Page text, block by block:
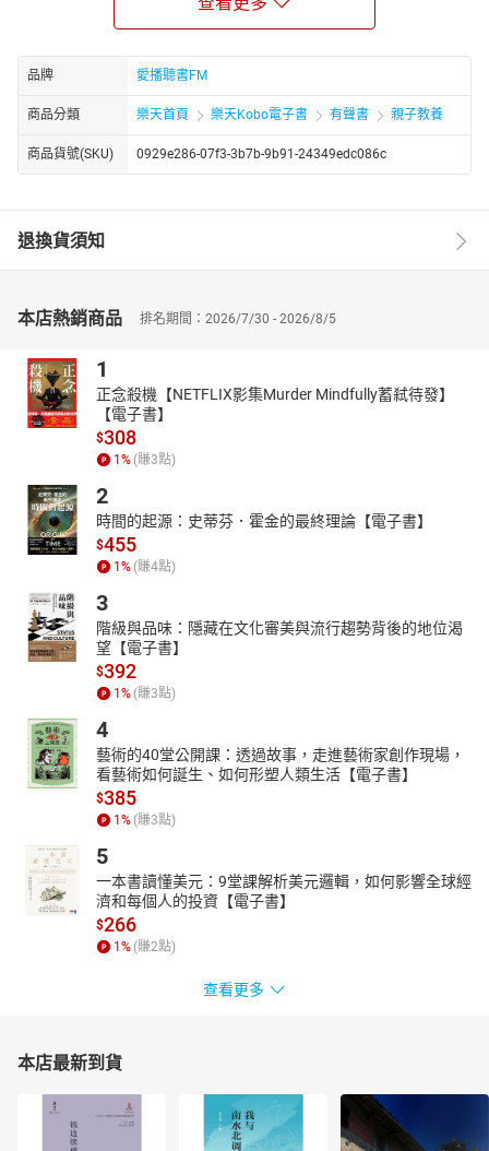
「夢幻綺情」、「寓言宿命」、「善有善報」、「說到做到」、
「天真無敵」、「惡魔同行」，內含72個故事，並邀請8組音樂人，
針對不同主題、個別故事內容，創作每一首故事的專屬配樂，讓親
子共讀的時光，不僅透過閱讀培養孩童的品格與對人性、是非價值
觀的理解，更希望透過音樂的陶冶，提供另一種素養發展的伴讀旅
24位演員、歌手 擔任說書人齊獻聲（按照姓氏筆劃排序）
蘇慧倫、魏如萱、鳳小岳、猴子飛行員王湯尼、張榕容、張孝全、
五月天石頭、五月天瑪莎、王若琳
Cheer(謝青翰）、LEO37+SOSS、SKARAOKE、何灝、陳穎達、許
志遠（Point HSU）、賴文軒、盪在空中
公益合作
騷耳出品的《格事話》有聲書本著公益慈善、回饋社會之初心，將
有聲書部分收益投入財團法人臺北市志玲姊姊慈善基金會的「遲緩
兒童早期療育計畫」以及「偏鄉兒少學習圓夢計畫」，支持0-6 歲發
展遲緩兒童的學習與醫療資源、扶助經濟弱勢學童的教育與文化傳
承。
關於財團法人臺北市志玲姊姊慈善基金會
兒童醫療計畫、女性議題倡導、災害救濟與急難救助等項目，累積
資助的大小朋友已超過十萬人次受益，並獲得臺北市社會局頒發社
福單位優等獎狀，捐助成果有目共睹。往後將持續協助發展遲緩兒
童的早期療育學習經費及醫療設備、支持弱勢地區學童的學習圓夢
關懷。
葛萊美獎得主蕭青陽 親自操刀設計
在時光的隧道中，設計師蕭青陽團隊以科技AI為筆，將古老的童話
與傳說重新編織。如奇幻的繪畫，他勾勒出格林兄弟兩百年前所收
藏流傳於歐洲的怪奇民間故事，編碼繪出的圖像讓故事在虛實之間
交織。古老的影子運用AI撰寫與重現故事的靈魂重生。彷彿穿越了
時空，讓我們在現代科技的迷霧中重新發現了逝去的童年夢境。
《格事話－另一種格林童話》數位專輯封面與實體專輯設計
設計超過上千張唱片封套，合作歌手包括宋祖英、周杰倫、五月
天、江蕙、陳綺貞、許崴、韓庚等。現任美國葛萊美獎、全美獨立
《Beginningless Beginning》獲得美國第65屆葛萊美獎「最佳唱片
章節：
沒有手的女孩：白安
品牌 愛播聽書FM
商品分類 樂天首頁 樂天Kobo電子書 有聲書 親子教養
商品貨號(SKU) 0929e286-07f3-3b7b-9b91-24349edc086c
退換貨須知
本店熱銷商品 排名期間：2026/7/30 - 2026/8/5
1
正念殺機【NETFLIX影集Murder Mindfully蓄弒待發】
【電子書】
$308
1 % (賺3點)
2
時間的起源：史蒂芬．霍金的最終理論【電子書】
$455
1 % (賺4點)
3
階級與品味：隱藏在文化審美與流行趨勢背後的地位渴
望【電子書】
$392
1 % (賺3點)
4
藝術的40堂公開課：透過故事，走進藝術家創作現場，
看藝術如何誕生、如何形塑人類生活【電子書】
$385
1 % (賺3點)
5
一本書讀懂美元：9堂課解析美元邏輯，如何影響全球經
濟和每個人的投資【電子書】
$266
1 % (賺2點)
查看更多
本店最新到貨